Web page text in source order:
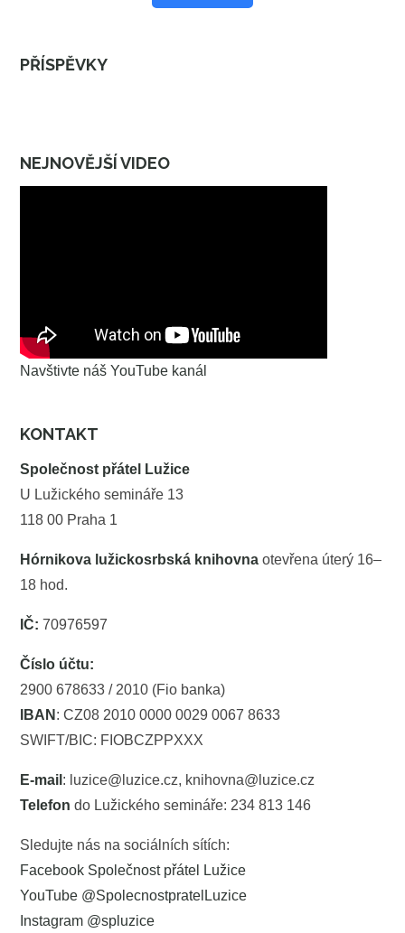
PŘÍSPĚVKY
NEJNOVĚJŠÍ VIDEO
Navštivte náš YouTube kanál
KONTAKT
Společnost přátel Lužice
U Lužického semináře 13
118 00 Praha 1
Hórnikova lužickosrbská knihovna otevřena úterý 16–
18 hod.
IČ: 70976597
Číslo účtu:
2900 678633 / 2010 (Fio banka)
IBAN : CZ08 2010 0000 0029 0067 8633
SWIFT/BIC: FIOBCZPPXXX
E-mail : luzice@luzice.cz, knihovna@luzice.cz
Telefon do Lužického semináře: 234 813 146
Sledujte nás na sociálních sítích:
Facebook Společnost přátel Lužice
YouTube @SpolecnostpratelLuzice
Instagram @spluzice